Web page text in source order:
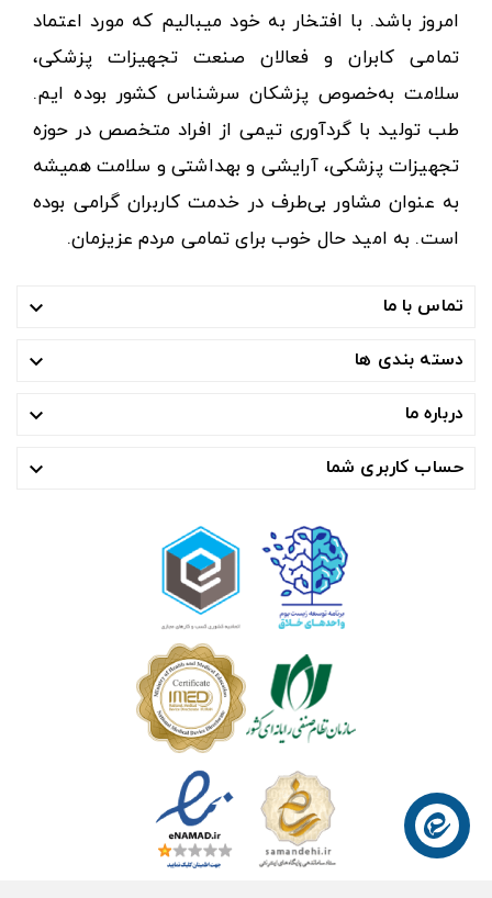
امروز باشد. با افتخار به خود میبالیم که مورد اعتماد
تمامی کابران و فعالان صنعت تجهیزات پزشکی،
سلامت به‌خصوص پزشکان سرشناس کشور بوده ایم.
طب تولید با گردآوری تیمی از افراد متخصص در حوزه
تجهیزات پزشکی، آرایشی و بهداشتی و سلامت همیشه
به عنوان مشاور بی‌طرف در خدمت کاربران گرامی بوده
است. به امید حال خوب برای تمامی مردم عزیزمان.
تماس با ما 
دسته بندی ها 
درباره ما 
حساب کاربری شما 